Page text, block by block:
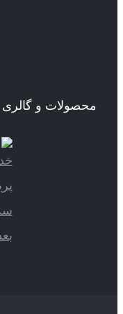
محصولات و گالری